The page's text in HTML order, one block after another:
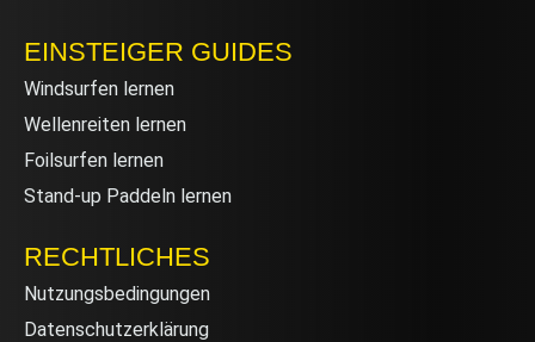
EINSTEIGER GUIDES
Windsurfen lernen
Wellenreiten lernen
Foilsurfen lernen
Stand-up Paddeln lernen
RECHTLICHES
Nutzungsbedingungen
Datenschutzerklärung